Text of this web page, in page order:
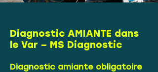
Diagnostic AMIANTE dans
le Var – MS Diagnostic
Diagnostic amiante obligatoire